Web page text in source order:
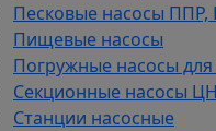
Песковые насосы
Пищевые насосы
Погружные насосы
Секционные насосы
Станции насосные